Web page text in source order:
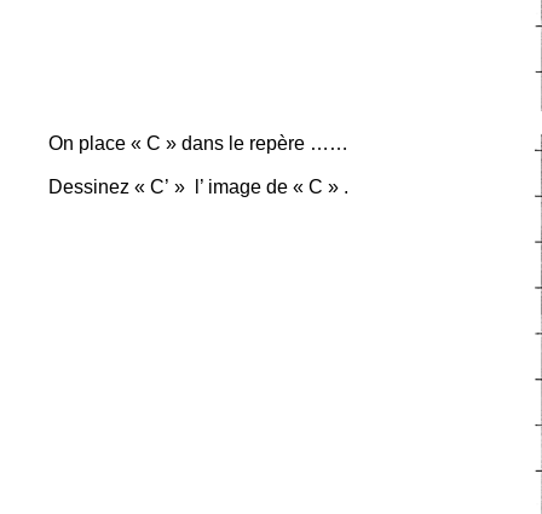
On place « C » dans le repère ……
Dessinez « C’ » l’ image de « C » .